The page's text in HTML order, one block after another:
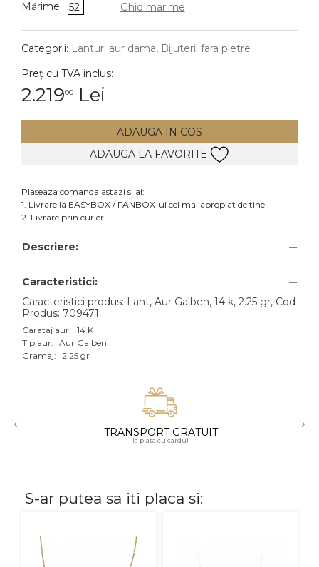
DIAMANTE Vezi toate
Cercei
Accesorii
Aur alb
Aur roz
Aur mixt
18K
Cu pietre
Diamante
Mărime: 52 Ghid marime
Categorii: Lanturi aur dama, Bijuterii fara pietre
Preț cu TVA inclus:
2.21900 Lei
ADAUGA IN COS
ADAUGA LA FAVORITE
Plaseaza comanda astazi si ai:
1. Livrare la EASYBOX / FANBOX-ul cel mai apropiat de tine
2. Livrare prin curier
Descriere:
Caracteristici:
Caracteristici produs: Lant, Aur Galben, 14 k, 2.25 gr, Cod
Produs: 709471
Carataj aur: 14 K
Tip aur: Aur Galben
Gramaj: 2.25 gr
‹ TRANSPORT GRATUIT
la plata cu cardul
›
S-ar putea sa iti placa si: